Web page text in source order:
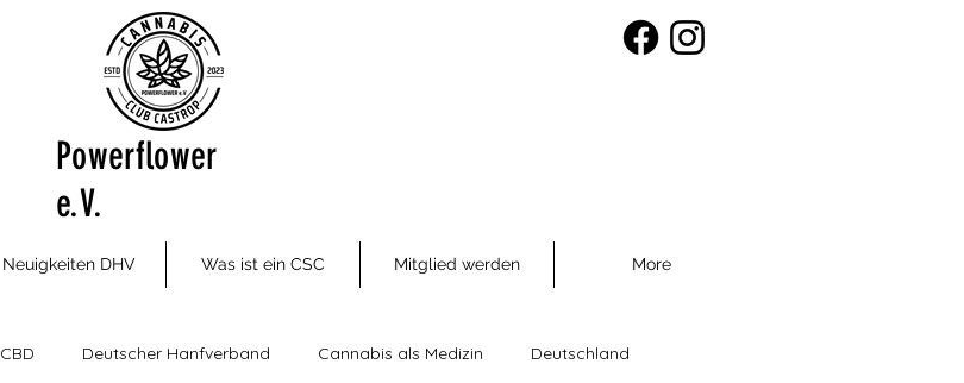
Powerflower
e.V.
Neuigkeiten DHV Was ist ein CSC Mitglied werden More
CBD Deutscher Hanfverband Cannabis als Medizin Deutschland